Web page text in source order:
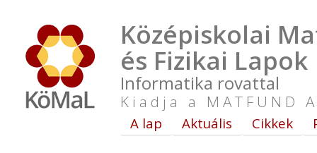
Középiskolai
és Fizikai Lapok
Informatika rovattal
Kiadja a MATFUND
A lap Aktuális Cikkek